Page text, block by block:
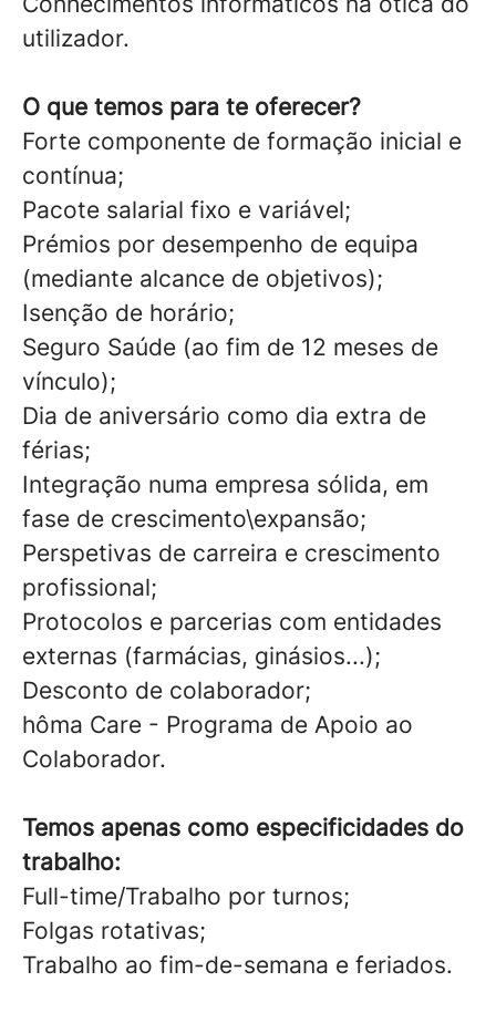
utilizador.
O que temos para te oferecer?
Forte componente de formação inicial e
contínua;
Pacote salarial fixo e variável;
Prémios por desempenho de equipa
(mediante alcance de objetivos);
Isenção de horário;
Seguro Saúde (ao fim de 12 meses de
vínculo);
Dia de aniversário como dia extra de
férias;
Integração numa empresa sólida, em
fase de crescimento\expansão;
Perspetivas de carreira e crescimento
profissional;
Protocolos e parcerias com entidades
externas (farmácias, ginásios...);
Desconto de colaborador;
hôma Care - Programa de Apoio ao
Colaborador.
Temos apenas como especificidades do
trabalho:
Full-time/Trabalho por turnos;
Folgas rotativas;
Trabalho ao fim-de-semana e feriados.